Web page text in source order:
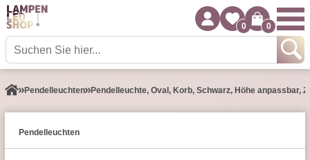
0 0
Pendel­leuchten Pendelleuchte, Oval, Korb, Schwarz, Höhe anpassbar,
Pendel­leuchten